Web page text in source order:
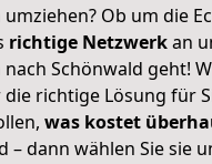
umziehen? Ob um die
richtige Netzwerkan
nach Schönwald geht!
richtige Lösung für
was kostet
– dann wählen Sie sie